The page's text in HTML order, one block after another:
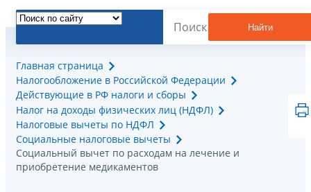
Найти
Главная страница
Налогообложение в Российской Федерации
Действующие в РФ налоги и сборы
Налог на доходы физических лиц (НДФЛ)
Налоговые вычеты по НДФЛ
Социальные налоговые вычеты
Социальный вычет по расходам на лечение и
приобретение медикаментов